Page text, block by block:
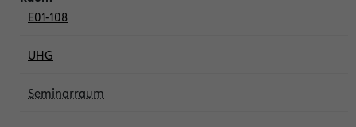
E01-108
UHG
Seminarraum